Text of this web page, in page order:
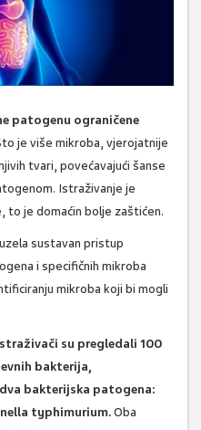
patogenu ograničene
je više mikroba, vjerojatnije
tvari, povećavajući šanse
Istraživanje je
to je domaćin bolje zaštićen.
sustavan pristup
i specifičnih mikroba
mikroba koji bi mogli
su pregledali 100
bakterija,
bakterijska patogena:
typhimurium.Oba